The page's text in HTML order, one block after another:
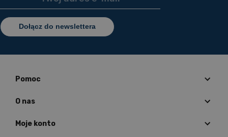
Dołącz do newslettera
Pomoc
O nas
Moje konto